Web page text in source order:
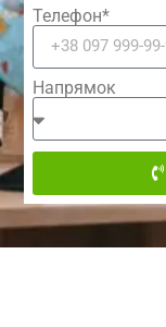
Телефон*
Напрямок